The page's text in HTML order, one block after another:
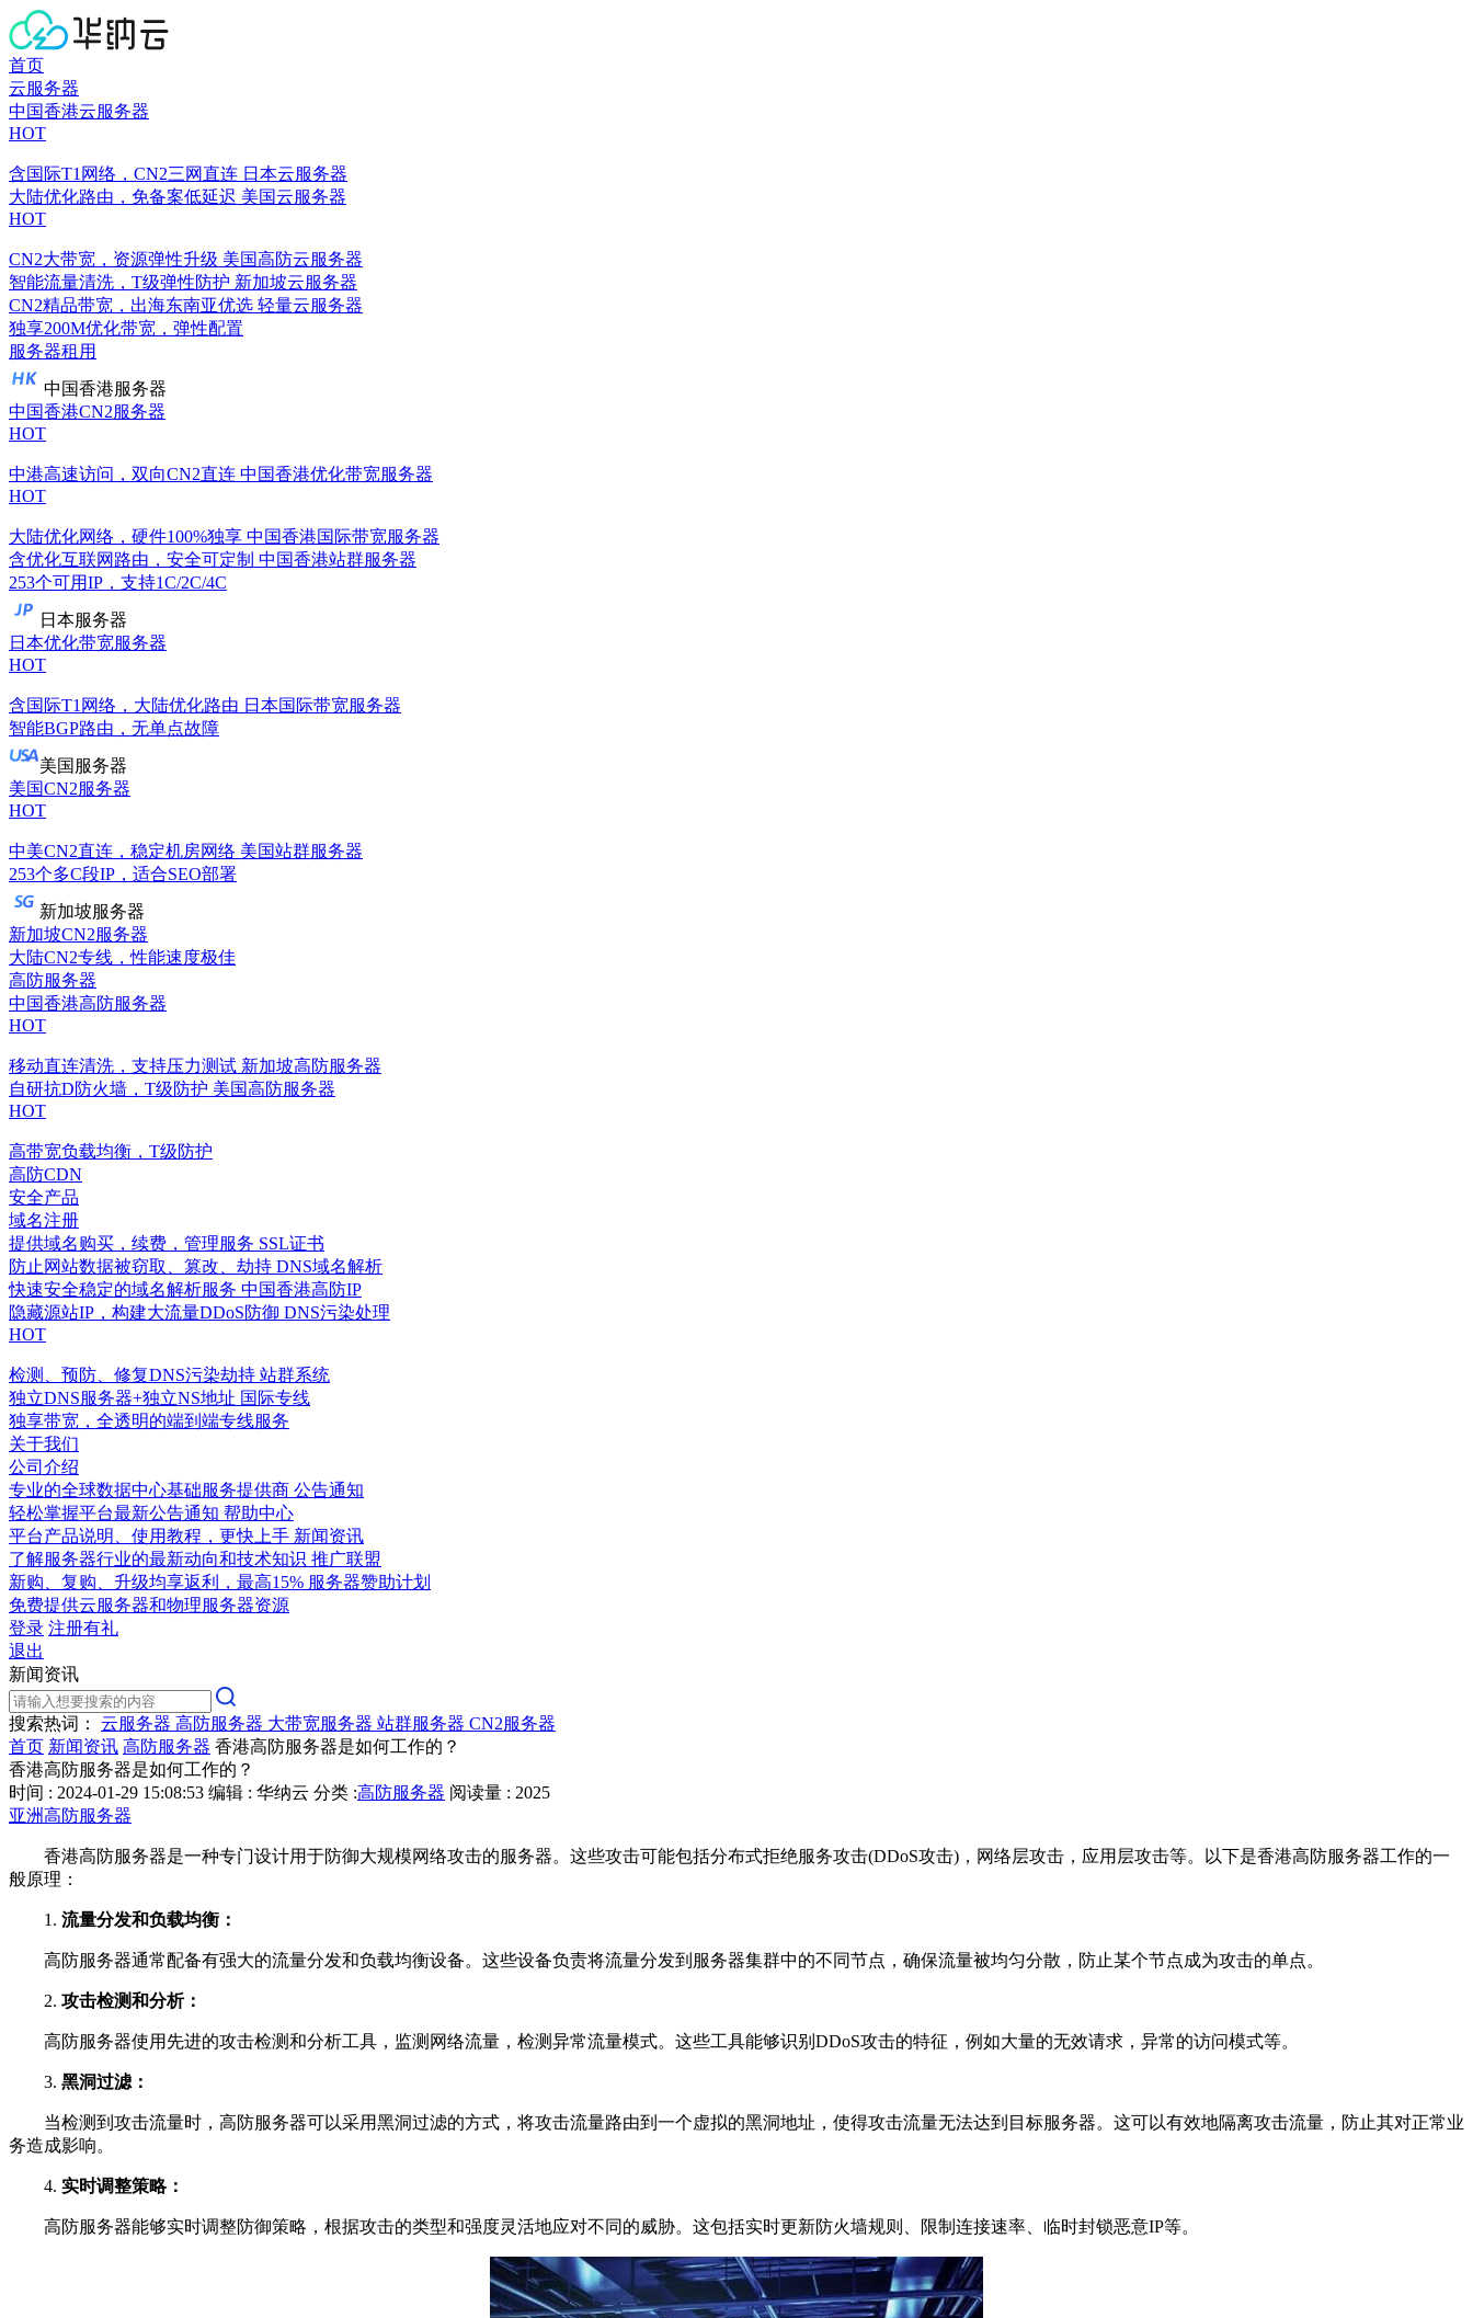
首页
云服务器
中国香港云服务器
HOT
含国际T1网络，CN2三网直连 日本云服务器
大陆优化路由，免备案低延迟 美国云服务器
HOT
CN2大带宽，资源弹性升级 美国高防云服务器
智能流量清洗，T级弹性防护 新加坡云服务器
CN2精品带宽，出海东南亚优选 轻量云服务器
独享200M优化带宽，弹性配置
服务器租用
中国香港服务器
中国香港CN2服务器
HOT
中港高速访问，双向CN2直连 中国香港优化带宽服务器
HOT
大陆优化网络，硬件100%独享 中国香港国际带宽服务器
含优化互联网路由，安全可定制 中国香港站群服务器
253个可用IP，支持1C/2C/4C
日本服务器
日本优化带宽服务器
HOT
含国际T1网络，大陆优化路由 日本国际带宽服务器
智能BGP路由，无单点故障
美国服务器
美国CN2服务器
HOT
中美CN2直连，稳定机房网络 美国站群服务器
253个多C段IP，适合SEO部署
新加坡服务器
新加坡CN2服务器
大陆CN2专线，性能速度极佳
高防服务器
中国香港高防服务器
HOT
移动直连清洗，支持压力测试 新加坡高防服务器
自研抗D防火墙，T级防护 美国高防服务器
HOT
高带宽负载均衡，T级防护
高防CDN
安全产品
域名注册
提供域名购买，续费，管理服务 SSL证书
防止网站数据被窃取、篡改、劫持 DNS域名解析
快速安全稳定的域名解析服务 中国香港高防IP
隐藏源站IP，构建大流量DDoS防御 DNS污染处理
HOT
检测、预防、修复DNS污染劫持 站群系统
独立DNS服务器+独立NS地址 国际专线
独享带宽，全透明的端到端专线服务
关于我们
公司介绍
专业的全球数据中心基础服务提供商 公告通知
轻松掌握平台最新公告通知 帮助中心
平台产品说明、使用教程，更快上手 新闻资讯
了解服务器行业的最新动向和技术知识 推广联盟
新购、复购、升级均享返利，最高15% 服务器赞助计划
免费提供云服务器和物理服务器资源
登录 注册有礼
退出
新闻资讯
搜索热词： 云服务器 高防服务器 大带宽服务器 站群服务器 CN2服务器
首页 新闻资讯 高防服务器 香港高防服务器是如何工作的？
香港高防服务器是如何工作的？
时间 : 2024-01-29 15:08:53 编辑 : 华纳云 分类 :高防服务器 阅读量 : 2025
亚洲高防服务器
香港高防服务器是一种专门设计用于防御大规模网络攻击的服务器。这些攻击可能包括分布式拒绝服务攻击(DDoS攻击)，网络层攻击，应用层攻击等。以下是香港高防服务器工作的一
般原理：
1. 流量分发和负载均衡：
高防服务器通常配备有强大的流量分发和负载均衡设备。这些设备负责将流量分发到服务器集群中的不同节点，确保流量被均匀分散，防止某个节点成为攻击的单点。
2. 攻击检测和分析：
高防服务器使用先进的攻击检测和分析工具，监测网络流量，检测异常流量模式。这些工具能够识别DDoS攻击的特征，例如大量的无效请求，异常的访问模式等。
3. 黑洞过滤：
当检测到攻击流量时，高防服务器可以采用黑洞过滤的方式，将攻击流量路由到一个虚拟的黑洞地址，使得攻击流量无法达到目标服务器。这可以有效地隔离攻击流量，防止其对正常业
务造成影响。
4. 实时调整策略：
高防服务器能够实时调整防御策略，根据攻击的类型和强度灵活地应对不同的威胁。这包括实时更新防火墙规则、限制连接速率、临时封锁恶意IP等。